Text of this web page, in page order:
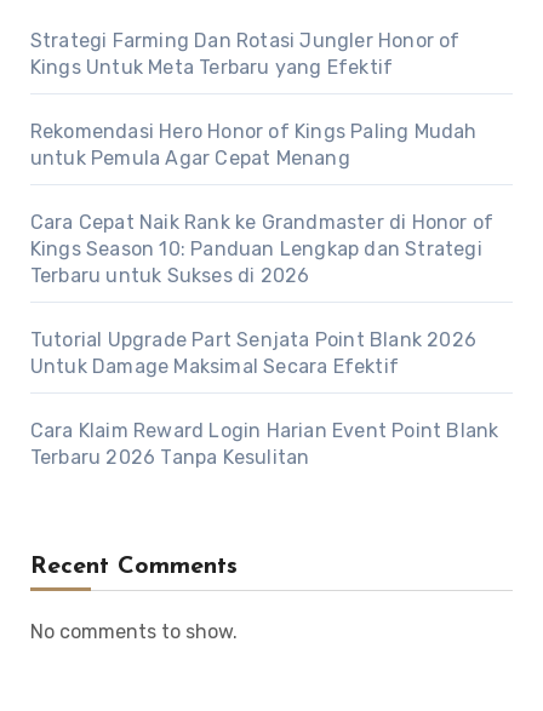
Strategi Farming Dan Rotasi Jungler Honor of
Kings Untuk Meta Terbaru yang Efektif
Rekomendasi Hero Honor of Kings Paling Mudah
untuk Pemula Agar Cepat Menang
Cara Cepat Naik Rank ke Grandmaster di Honor of
Kings Season 10: Panduan Lengkap dan Strategi
Terbaru untuk Sukses di 2026
Tutorial Upgrade Part Senjata Point Blank 2026
Untuk Damage Maksimal Secara Efektif
Cara Klaim Reward Login Harian Event Point Blank
Terbaru 2026 Tanpa Kesulitan
Recent Comments
No comments to show.